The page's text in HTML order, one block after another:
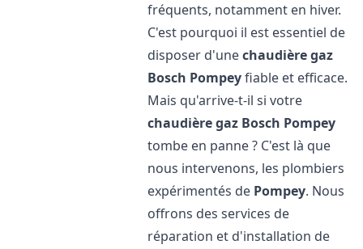
fréquents, notamment en hiver.
C'est pourquoi il est essentiel de
disposer d'unechaudière gaz
Bosch Pompeyfiable et efficace.
Mais qu'arrive-t-il si votre
chaudière gaz Bosch Pompey
tombe en panne ? C'est là que
nous intervenons, les plombiers
expérimentés de Pompey. Nous
offrons des services de
réparation et d'installation de